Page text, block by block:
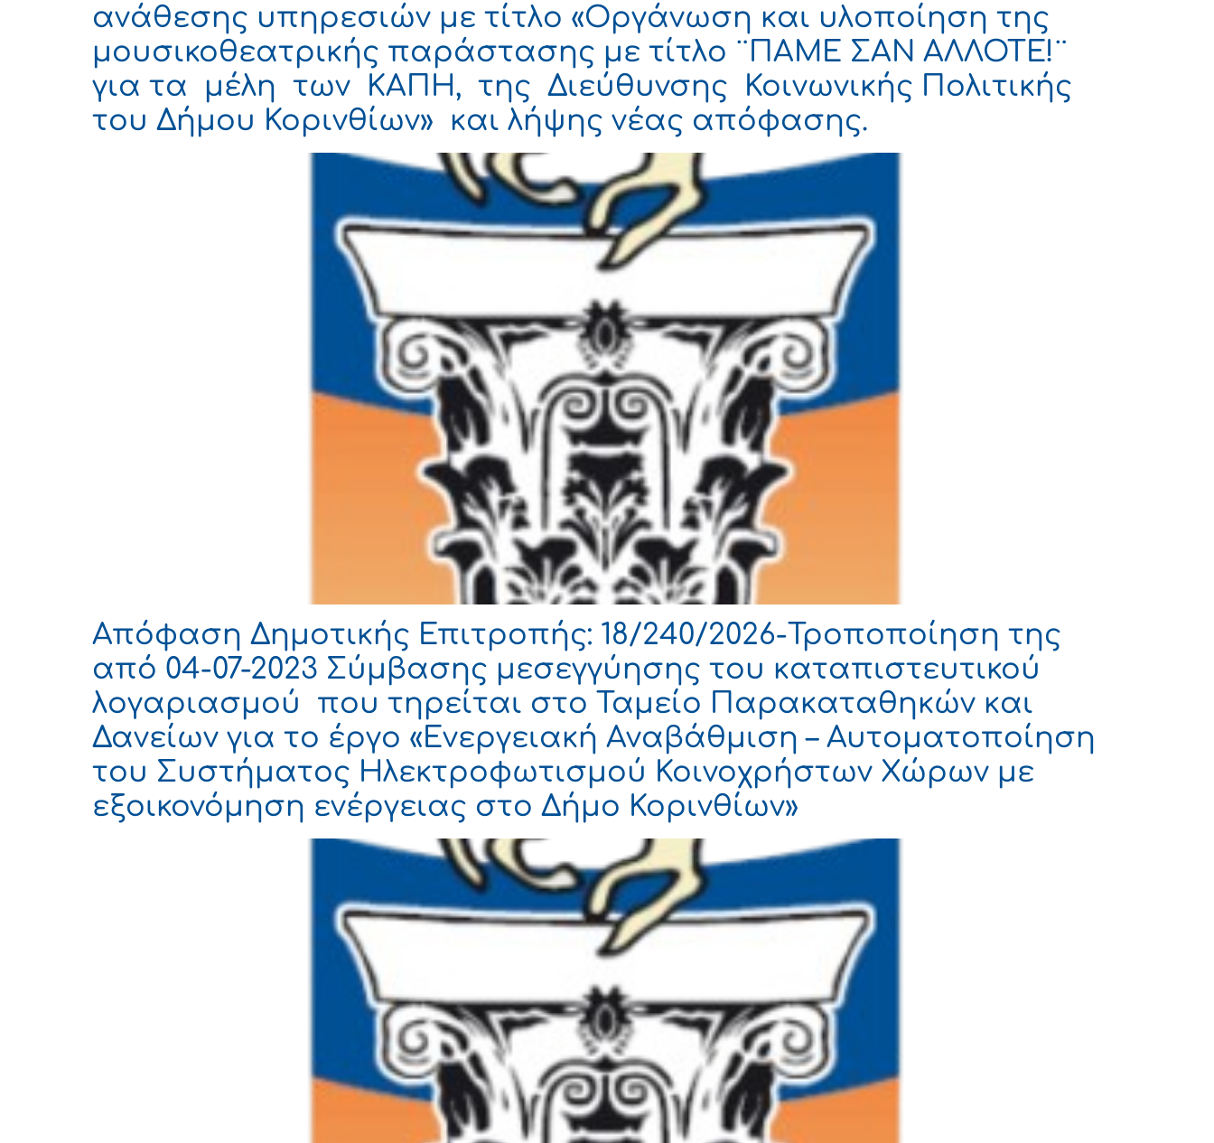
ανάθεσης υπηρεσιών με τίτλο «Οργάνωση και υλοποίηση της
μουσικοθεατρικής παράστασης με τίτλο ¨ΠΑΜΕ ΣΑΝ ΑΛΛΟΤΕ!¨
για τα μέλη των ΚΑΠΗ, της Διεύθυνσης Κοινωνικής Πολιτικής
του Δήμου Κορινθίων» και λήψης νέας απόφασης.
Απόφαση Δημοτικής Επιτροπής: 18/240/2026-Τροποποίηση της
από 04-07-2023 Σύμβασης μεσεγγύησης του καταπιστευτικού
λογαριασμού που τηρείται στο Ταμείο Παρακαταθηκών και
Δανείων για το έργο «Ενεργειακή Αναβάθμιση – Αυτοματοποίηση
του Συστήματος Ηλεκτροφωτισμού Κοινοχρήστων Χώρων με
εξοικονόμηση ενέργειας στο Δήμο Κορινθίων»